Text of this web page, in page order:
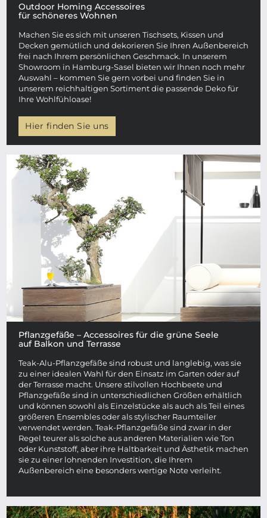
Outdoor Homing Accessoires
für schöneres Wohnen
Machen Sie es sich mit unseren Tischsets, Kissen und
Decken gemütlich und dekorieren Sie Ihren Außenbereich
frei nach Ihrem persönlichen Geschmack. In unserem
Showroom in Hamburg-Sasel bieten wir Ihnen noch mehr
Auswahl – kommen Sie gern vorbei und finden Sie in
unserem reichhaltigen Sortiment die passende Deko für
Ihre Wohlfühloase!
Hier finden Sie uns
Pflanzgefäße – Accessoires für die grüne Seele
auf Balkon und Terrasse
Teak-Alu-Pflanzgefäße sind robust und langlebig, was sie
zu einer idealen Wahl für den Einsatz im Garten oder auf
der Terrasse macht. Unsere stilvollen Hochbeete und
Pflanzgefäße sind in unterschiedlichen Größen erhältlich
und können sowohl als Einzelstücke als auch als Teil eines
größeren Ensembles oder als stylischer Raumteiler
verwendet werden. Teak-Pflanzgefäße sind zwar in der
Regel teurer als solche aus anderen Materialien wie Ton
oder Kunststoff, aber ihre Haltbarkeit und Ästhetik machen
sie zu einer lohnenden Investition, die Ihrem
Außenbereich eine besonders wertige Note verleiht.